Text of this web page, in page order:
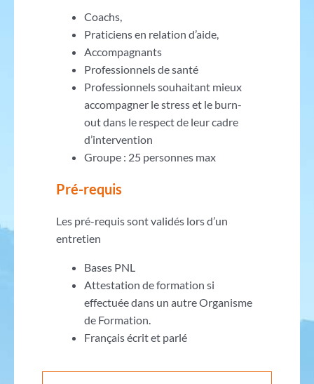
Coachs,
Praticiens en relation d’aide,
Accompagnants
Professionnels de santé
Professionnels souhaitant mieux
accompagner le stress et le burn-
out dans le respect de leur cadre
d’intervention
Groupe : 25 personnes max
Pré-requis
Les pré-requis sont validés lors d’un
entretien
Bases PNL
Attestation de formation si
effectuée dans un autre Organisme
de Formation.
Français écrit et parlé